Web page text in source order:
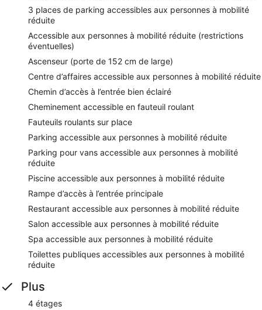
3 places de parking accessibles aux personnes à mobilité
réduite
Accessible aux personnes à mobilité réduite (restrictions
éventuelles)
Ascenseur (porte de 152 cm de large)
Centre d’affaires accessible aux personnes à mobilité réduite
Chemin d’accès à l’entrée bien éclairé
Cheminement accessible en fauteuil roulant
Fauteuils roulants sur place
Parking accessible aux personnes à mobilité réduite
Parking pour vans accessible aux personnes à mobilité
réduite
Piscine accessible aux personnes à mobilité réduite
Rampe d’accès à l’entrée principale
Restaurant accessible aux personnes à mobilité réduite
Salon accessible aux personnes à mobilité réduite
Spa accessible aux personnes à mobilité réduite
Toilettes publiques accessibles aux personnes à mobilité
réduite
Plus
4 étages